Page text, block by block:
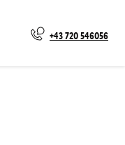
+43 720 546056